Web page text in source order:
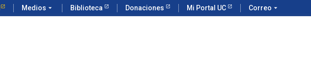
Medios arrow_drop_down Biblioteca Donaciones Mi Portal UC Correo arrow_drop_down